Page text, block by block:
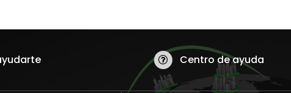
Centro de ayuda